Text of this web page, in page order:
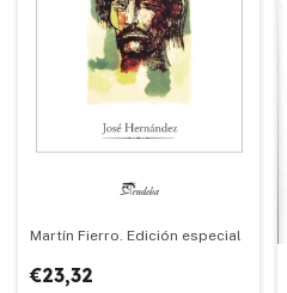
Martín Fierro. Edición especial
€23,32